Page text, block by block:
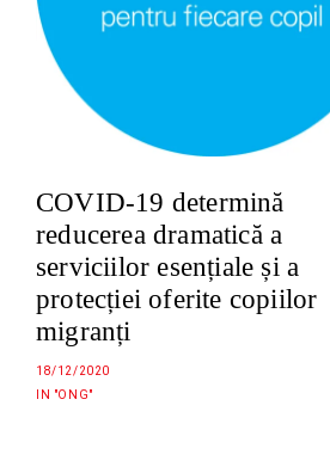
COVID-19 determină
reducerea dramatică a
serviciilor esențiale și a
protecției oferite copiilor
migranți
18/12/2020
IN "ONG"